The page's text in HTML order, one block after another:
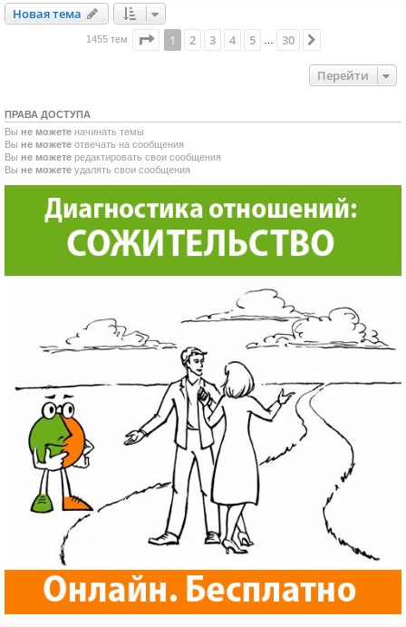
Новая тема
Новаятема
1455 тем Страница из 30
1 2 3 4 5 … 30
Перейти
ПРАВА ДОСТУПА
Вы не можете начинать темы
Вы не можете отвечать на сообщения
Вы не можете редактировать свои сообщения
Вы не можете удалять свои сообщения